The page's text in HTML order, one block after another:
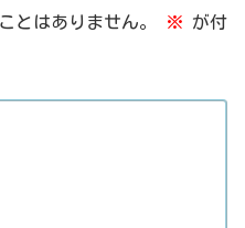
とはありません。 ※ が付